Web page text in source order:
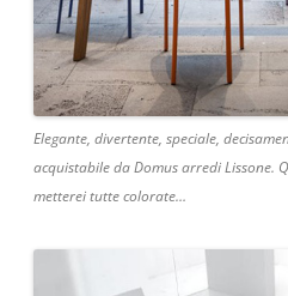
Elegante, divertente, speciale,
acquistabile da Domus arredi Lissone.
metterei tutte colorate…